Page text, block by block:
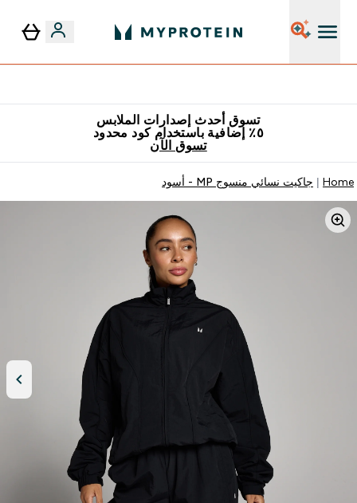
تسوق أحدث إصدارات الملابس
٥٪ إضافية باستخدام كود محدود
تسوق الآن
Home جاكيت نسائي منسوج MP - أسود